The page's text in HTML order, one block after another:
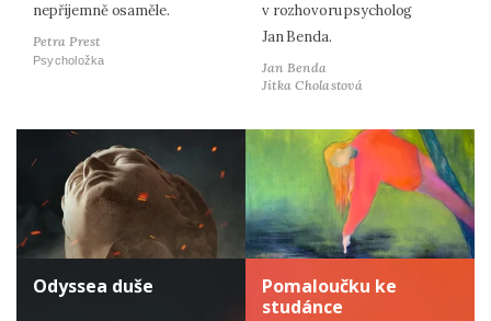
nepříjemně osaměle.
Petra Prest
Psycholožka
v rozhovoru psycholog
Jan Benda.
Jan Benda
Jitka Cholastová
Odyssea duše
Pomaloučku ke
studánce